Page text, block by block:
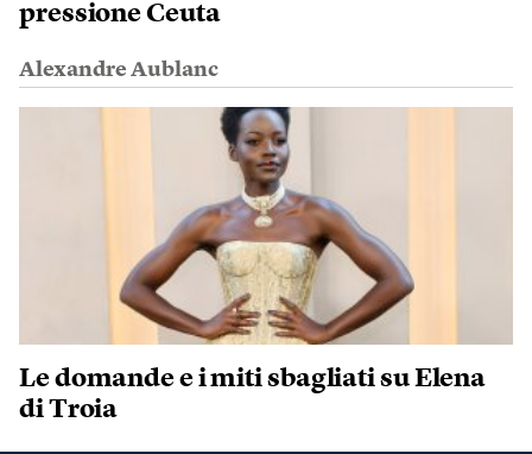
pressione Ceuta
Alexandre Aublanc
Le domande e i miti sbagliati su Elena
di Troia